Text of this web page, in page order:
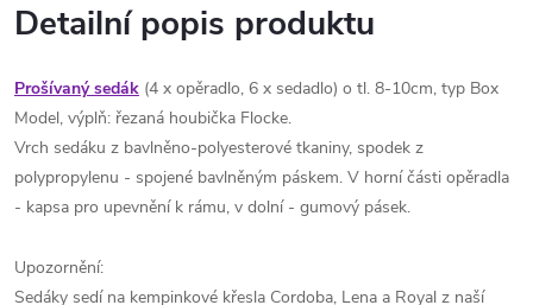
Detailní popis produktu
Prošívaný sedák (4 x opěradlo, 6 x sedadlo) o tl. 8-10cm, typ Box
Model, výplň: řezaná houbička Flocke.
Vrch sedáku z bavlněno-polyesterové tkaniny, spodek z
polypropylenu - spojené bavlněným páskem. V horní části opěradla
- kapsa pro upevnění k rámu, v dolní - gumový pásek.
Upozornění:
Sedáky sedí na kempinkové křesla Cordoba, Lena a Royal z naší